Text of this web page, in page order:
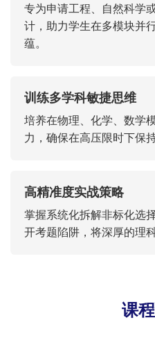
专为申请工程、自然科学
计，助力学生在多模块并
蕴。
训练多学科敏捷思维
培养在物理、化学、数学
力，确保在高压限时下保
高精准度实战策略
掌握系统化拆解非标化选
开考题陷阱，将深厚的理
课